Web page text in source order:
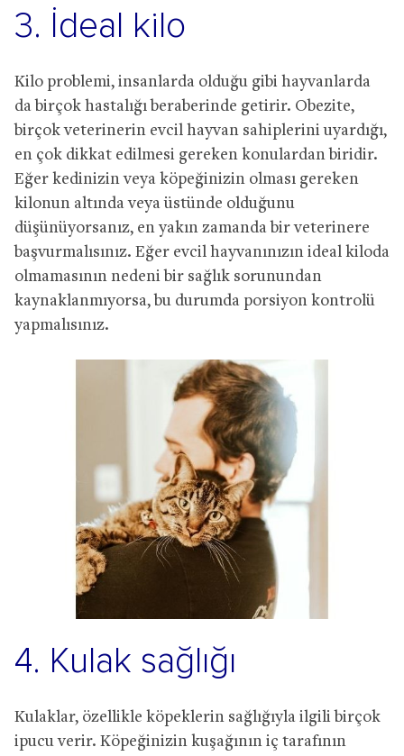
3. İdeal kilo
Kilo problemi, insanlarda olduğu gibi hayvanlarda
da birçok hastalığı beraberinde getirir. Obezite,
birçok veterinerin evcil hayvan sahiplerini uyardığı,
en çok dikkat edilmesi gereken konulardan biridir.
Eğer kedinizin veya köpeğinizin olması gereken
kilonun altında veya üstünde olduğunu
düşünüyorsanız, en yakın zamanda bir veterinere
başvurmalısınız. Eğer evcil hayvanınızın ideal kiloda
olmamasının nedeni bir sağlık sorunundan
kaynaklanmıyorsa, bu durumda porsiyon kontrolü
yapmalısınız.
4. Kulak sağlığı
Kulaklar, özellikle köpeklerin sağlığıyla ilgili birçok
ipucu verir. Köpeğinizin kuşağının iç tarafının